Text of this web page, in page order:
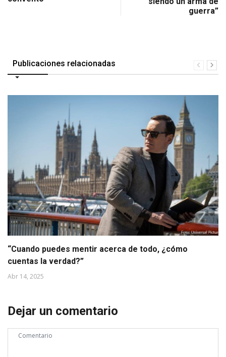
guerra”
Publicaciones relacionadas
“Cuando puedes mentir acerca de todo, ¿cómo
cuentas la verdad?”
Abr 14, 2025
Dejar un comentario